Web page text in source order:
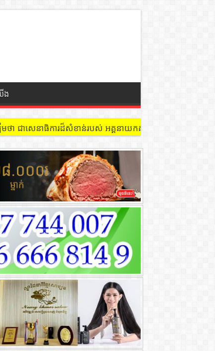
ង
ជាសេនាធិការដ៏សំខាន់របស់ អគ្គនាយកគយនិងរដ្ឋាករកម្ពុជា ក្នុង